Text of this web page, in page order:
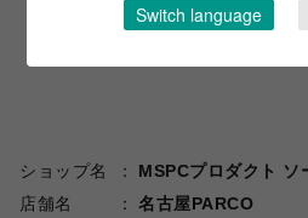
ショップ名
MSPCプロダクト ソ
店舗名
名古屋PARCO
Switch language